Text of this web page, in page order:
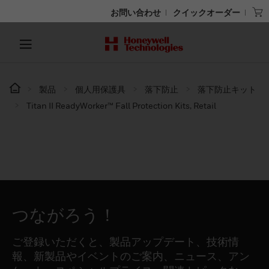
お問い合わせ クイックオーダー
製品 個人用保護具 落下防止
落下防止キット
Titan II ReadyWorker™ Fall Protection Kits, Retail
つながろう！
ご登録いただくと、製品アップデート、技術情
報、新製品やイベントのご案内、ニュース、アン